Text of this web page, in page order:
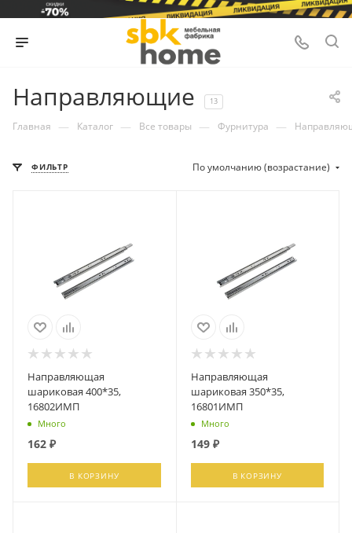
Направляющие 13
Главная — Каталог — Все товары — Фурнитура —
ФИЛЬТР По умолчанию (возрастание)
Направляющая
шариковая 400*35,
16802ИМП
Много
162 ₽
В КОРЗИНУ
Направляющая
шариковая 350*35,
16801ИМП
Много
149₽
В КОРЗИНУ